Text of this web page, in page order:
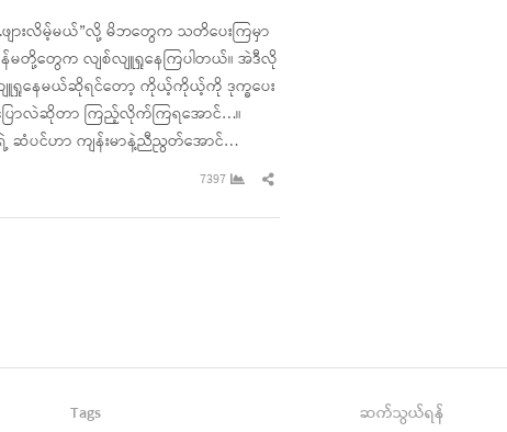
ဖျားလိမ့်မယ်”လို့ မိဘတွေက သတိပေးကြမှာ
မတို့တွေက လျစ်လျူရှုနေကြပါတယ်။ အဲဒီလို
ရှုနေမယ်ဆိုရင်တော့ ကိုယ့်ကိုယ့်ကို ဒုက္ခပေး
ြောလဲဆိုတာ ကြည့်လိုက်ကြရအောင်…။
ဆံပင်ဟာ ကျန်းမာနဲ့ညီညွတ်အောင်…
7397
Share
post
Tags ဆက်သွယ်ရန်